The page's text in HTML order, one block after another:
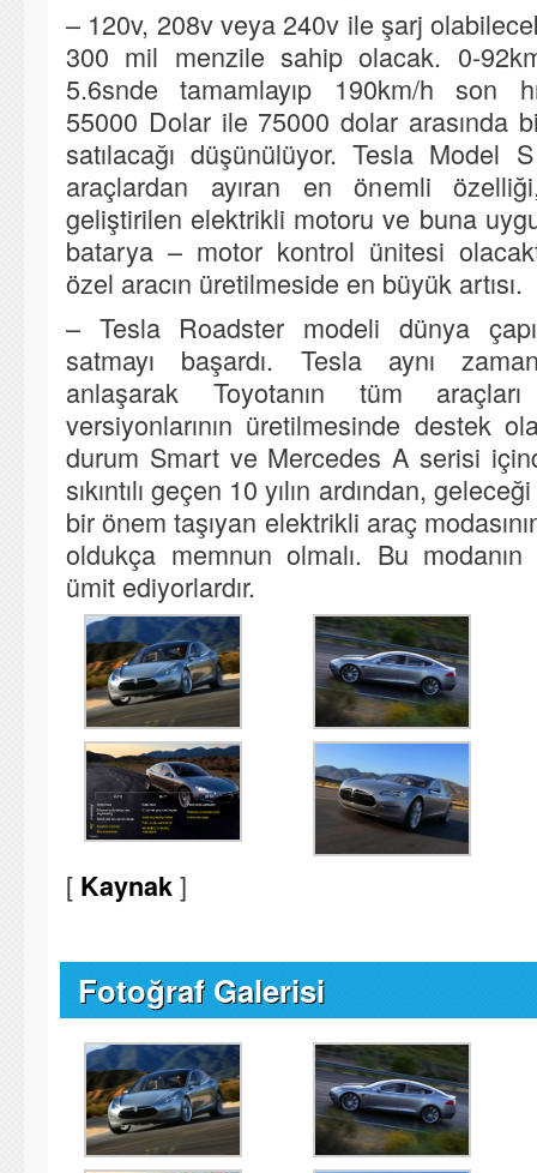
– 120v, 208v veya 240v ile şarj
300 mil menzile sahip olacak. 0-
5.6snde tamamlayıp 190km/h son
55000 Dolar ile 75000 dolar arasında
satılacağı düşünülüyor. Tesla Model
araçlardan ayıran en önemli
geliştirilen elektrikli motoru ve buna
batarya – motor kontrol ünitesi
özel aracın üretilmeside en büyük artısı.
– Tesla Roadster modeli dünya
satmayı başardı. Tesla aynı
anlaşarak Toyotanın tüm
versiyonlarının üretilmesinde destek
durum Smart ve Mercedes A serisi
sıkıntılı geçen 10 yılın ardından,
bir önem taşıyan elektrikli araç
oldukça memnun olmalı. Bu
ümit ediyorlardır.
[ Kaynak]
Fotoğraf Galerisi